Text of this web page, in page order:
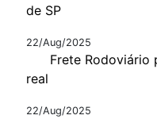
de SP
22/Aug/2025
Frete Rodoviário
real
22/Aug/2025